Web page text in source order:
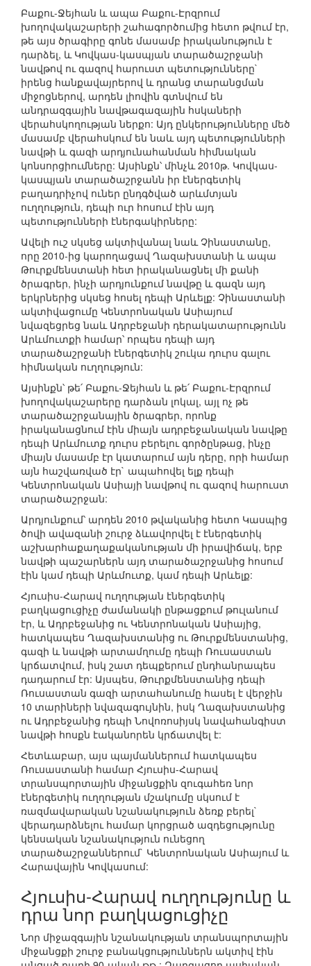
Բաքու-Ջեյհան և ապա Բաքու-Էրզրում
խողովակաշարերի շահագործումից հետո թվում էր,
թե այս ծրագիրը գոնե մասամբ իրականություն է
դարձել, և Կովկաս-կասպյան տարածաշրջանի
նավթով ու գազով հարուստ պետությունները`
իրենց հանքավայրերով և դրանց տարանցման
միջոցներով, արդեն լիովին գտնվում են
անդրազգային նավթագազային հսկաների
վերահսկողության ներքո: Այդ ընկերությունները մեծ
մասամբ վերահսկում են նաև այդ պետությունների
նավթի և գազի արդյունահանման հիմնական
կոնսորցիումները: Այսինքն՝ մինչև 2010թ. Կովկաս-
կասպյան տարածաշրջանն իր էներգետիկ
բաղադրիչով ուներ ընդգծված արևմտյան
ուղղություն, դեպի ուր հոսում էին այդ
պետությունների էներգակիրները:
Ավելի ուշ սկսեց ակտիվանալ նաև Չինաստանը,
որը 2010-ից կարողացավ Ղազախստանի և ապա
Թուրքմենստանի հետ իրականացնել մի քանի
ծրագրեր, ինչի արդյունքում նավթը և գազն այդ
երկրներից սկսեց հոսել դեպի Արևելք: Չինաստանի
ակտիվացումը Կենտրոնական Ասիայում
նվազեցրեց նաև Ադրբեջանի դերակատարությունն
Արևմուտքի համար՝ որպես դեպի այդ
տարածաշրջանի էներգետիկ շուկա դուրս գալու
հիմնական ուղղություն:
Այսինքն՝ թե՛ Բաքու-Ջեյհան և թե՛ Բաքու-Էրզրում
խողովակաշարերը դարձան լոկալ, այլ ոչ թե
տարածաշրջանային ծրագրեր, որոնք
իրականացնում էին միայն ադրբեջանական նավթը
դեպի Արևմուտք դուրս բերելու գործընթաց, ինչը
միայն մասամբ էր կատարում այն դերը, որի համար
այն հաշվառված էր` ապահովել ելք դեպի
Կենտրոնական Ասիայի նավթով ու գազով հարուստ
տարածաշրջան:
Արդյունքում՝ արդեն 2010 թվականից հետո Կասպից
ծովի ավազանի շուրջ ձևավորվել է էներգետիկ
աշխարհաքաղաքականության մի իրավիճակ, երբ
նավթի պաշարներն այդ տարածաշրջանից հոսում
էին կամ դեպի Արևմուտք, կամ դեպի Արևելք:
Հյուսիս-Հարավ ուղղության էներգետիկ
բաղկացուցիչը ժամանակի ընթացքում թուլանում
էր, և Ադրբեջանից ու Կենտրոնական Ասիայից,
հատկապես Ղազախստանից ու Թուրքմենստանից,
գազի և նավթի արտամղումը դեպի Ռուսաստան
կրճատվում, իսկ շատ դեպքերում ընդհանրապես
դադարում էր: Այսպես, Թուրքմենստանից դեպի
Ռուսաստան գազի արտահանումը հասել է վերջին
10 տարիների նվազագույնին, իսկ Ղազախստանից
ու Ադրբեջանից դեպի Նովոռոսիյսկ նավահանգիստ
նավթի հոսքն էականորեն կրճատվել է:
Հետևաբար, այս պայմաններում հատկապես
Ռուսաստանի համար Հյուսիս-Հարավ
տրանսպորտային միջանցքին զուգահեռ նոր
էներգետիկ ուղղության մշակումը սկսում է
ռազմավարական նշանակություն ձեռք բերել`
վերադարձնելու համար կորցրած ազդեցությունը
կենսական նշանակություն ունեցող
տարածաշրջաններում` Կենտրոնական Ասիայում և
Հարավային Կովկասում:
Հյուսիս-Հարավ ուղղությունը և
դրա նոր բաղկացուցիչը
Նոր միջազգային նշանակության տրանսպորտային
միջանցքի շուրջ բանակցություններն ակտիվ էին